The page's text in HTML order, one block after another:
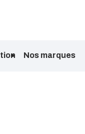
Nos marques